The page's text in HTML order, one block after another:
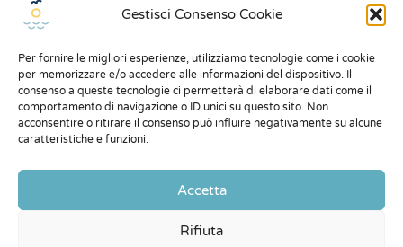
Gestisci Consenso Cookie
Per fornire le migliori esperienze, utilizziamo tecnologie come i cookie
per memorizzare e/o accedere alle informazioni del dispositivo. Il
consenso a queste tecnologie ci permetterà di elaborare dati come il
comportamento di navigazione o ID unici su questo sito. Non
acconsentire o ritirare il consenso può influire negativamente su alcune
caratteristiche e funzioni.
Accetta
Rifiuta
Menu
Chi siamo
Dicono di noi
Expo
Condizioni generali
Privacy Policy